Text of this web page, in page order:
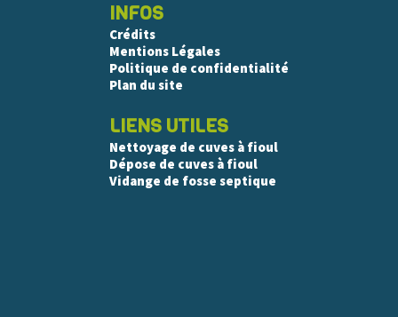
INFOS
Crédits
Mentions Légales
Politique de confidentialité
Plan du site
LIENS UTILES
Nettoyage de cuves à fioul
Dépose de cuves à fioul
Vidange de fosse septique